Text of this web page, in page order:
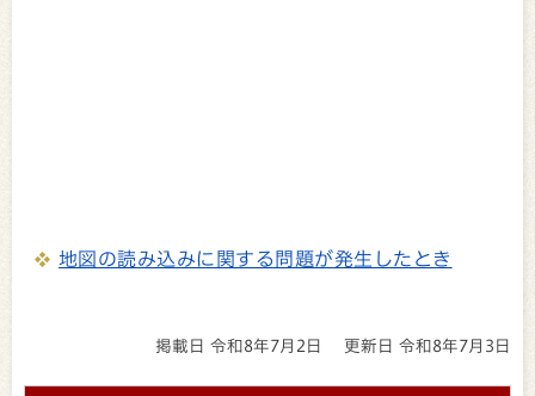
地図の読み込みに関する問題が発生したとき
掲載日 令和8年7月2日 更新日 令和8年7月3日